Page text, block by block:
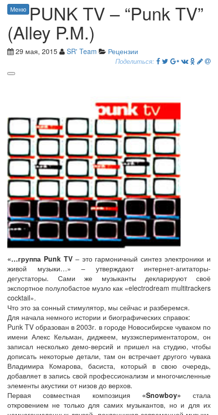
Меню PUNK TV – “Punk TV”
(Alley P.M.)
29 мая, 2015 SR' Team Рецензии
Поделиться:
«…группа Punk TV– это гармоничный синтез электроники и
живой музыки…» – утверждают интернет-агитаторы-
дегустаторы. Сами же музыканты декларируют своё
экспортное полулобастое музло как «electrodream multitrackers
cocktail».
Что это за сонный стимулятор, мы сейчас и разберемся.
Для начала немного истории и биографических справок:
Punk TV образован в 2003г. в городе Новосибирске чуваком по
имени Алекс Кельман, диджеем, музэкспериментатором, он
записал несколько демо-версий и пришел на студию, чтобы
дописать некоторые детали, там он встречает другого чувака
Владимира Комарова, басиста, который в свою очередь,
добавляет в запись свой профессионализм и многочисленные
элементы акустики от низов до верхов.
Первая совместная композиция «Snowboy» стала
откровением не только для самих музыкантов, но и для их